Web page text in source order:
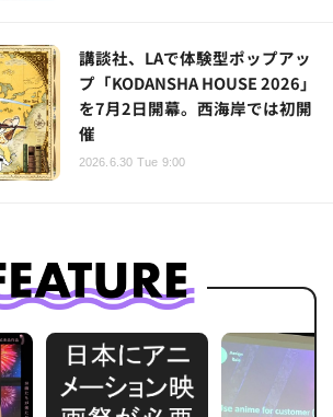
講談社、LAで体験型ポップアッ
プ「KODANSHA HOUSE 2026」
を7月2日開幕。西海岸では初開
催
2026.6.30 Tue 9:00